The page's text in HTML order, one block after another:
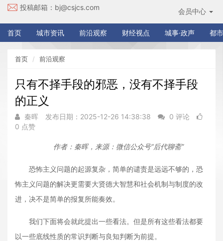
投稿邮箱： bj@csjcs.com 会员中心
首页 城市资讯 前沿观察 财经视点 城事·政声 都
首页 前沿观察
只有不择手段的邪恶，没有不择手段
的正义
秦晖 发布日期：2025-12-26 14:38:38
0 评论
0 点赞
作者：秦晖，来源：微信公众号“后代聊斋”
恐怖主义问题的起源复杂，简单的谴责是远远不够的，恐
怖主义问题的解决更需要大贤德大智慧和社会机制与制度的改
进，决不是简单的报复所能奏效。
我们下面将会就此提出一些看法。但是所有这些看法都要
以一些底线性质的常识判断与良知判断为前提。